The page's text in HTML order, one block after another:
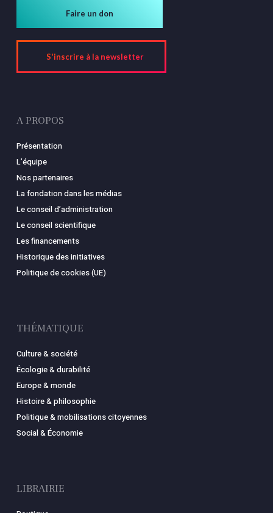
Faire un don
S'inscrire à la newsletter
A PROPOS
Présentation
L’équipe
Nos partenaires
La fondation dans les médias
Le conseil d’administration
Le conseil scientifique
Les financements
Historique des initiatives
Politique de cookies (UE)
THÉMATIQUE
Culture & société
Écologie & durabilité
Europe & monde
Histoire & philosophie
Politique & mobilisations citoyennes
Social & Économie
LIBRAIRIE